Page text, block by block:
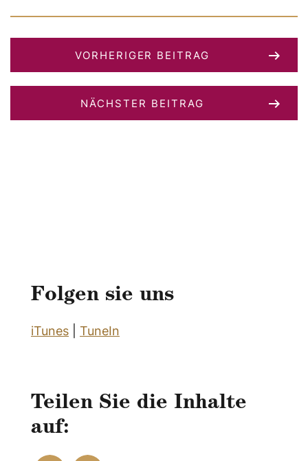
VORHERIGER BEITRAG
NÄCHSTER BEITRAG
Folgen sie uns
iTunes TuneIn
Teilen Sie die Inhalte
auf: